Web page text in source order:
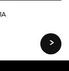
›